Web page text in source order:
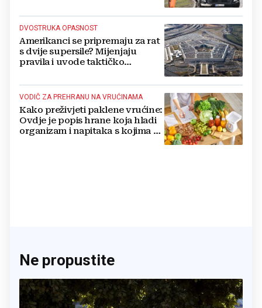
DVOSTRUKA OPASNOST
Amerikanci se pripremaju za rat
s dvije supersile? Mijenjaju
pravila i uvode taktičko
VODIČ ZA PREHRANU NA VRUĆINAMA
Kako preživjeti paklene vrućine:
Ovdje je popis hrane koja hladi
organizam i napitaka s kojima si
Ne propustite